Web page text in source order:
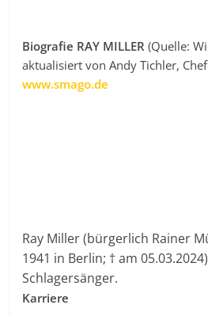
Biografie RAY MILLER (Quelle:
aktualisiert von Andy Tichler,
www.smago.de
Ray Miller (bürgerlich Rainer
1941 in Berlin; † am
Schlagersänger.
Karriere